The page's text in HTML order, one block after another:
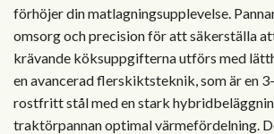
förhöjer din matlagningsupplevelse.
omsorg och precision för att säkerställa
krävande köksuppgifterna utförs med
en avancerad flerskiktsteknik, som är en
rostfritt stål med en stark
traktörpannan optimal värmefördelning.